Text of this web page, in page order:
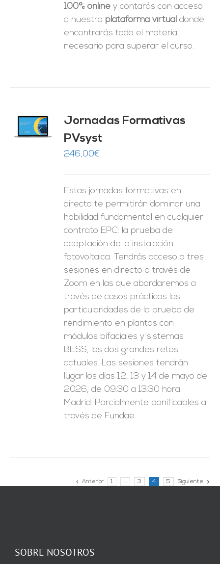
100% online y contarás con acceso
a nuestra plataforma virtual donde
encontrarás todo el material
necesario para superar el curso.
Jornadas Formativas
PVsyst
246,00€
Estas jornadas formativas en
directo te permitirán dominar una
habilidad fundamental en cualquier
contrato EPC: la prueba de
aceptación de la instalación
fotovoltaica. Tendrás acceso a tres
sesiones en directo a través de
Zoom en las que abordaremos a
través de casos prácticos las
particularidades de la prueba de
rendimiento en plantas con
módulos bifaciales y sistemas
BESS, los dos grandes retos
actuales. Las sesiones tendrán
lugar los días 12, 13 y 14 de mayo de
2026, de 09:30 a 13:30 hora
Madrid. Parcialmente bonificables a
través de Fundae.
Anterior 1 … 3 4 5 Siguiente
SOBRE NOSOTROS